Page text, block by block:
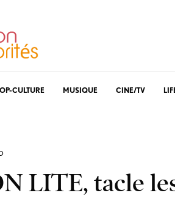
CULTURE MUSIQUE CINE/TV
LITE, tacle